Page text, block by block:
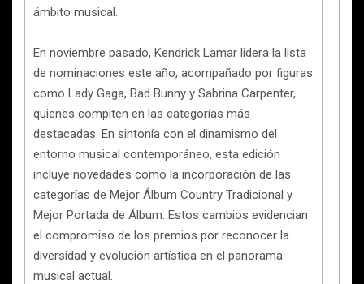
ámbito musical.
En noviembre pasado, Kendrick Lamar lidera la lista
de nominaciones este año, acompañado por figuras
como Lady Gaga, Bad Bunny y Sabrina Carpenter,
quienes compiten en las categorías más
destacadas. En sintonía con el dinamismo del
entorno musical contemporáneo, esta edición
incluye novedades como la incorporación de las
categorías de Mejor Álbum Country Tradicional y
Mejor Portada de Álbum. Estos cambios evidencian
el compromiso de los premios por reconocer la
diversidad y evolución artística en el panorama
musical actual.